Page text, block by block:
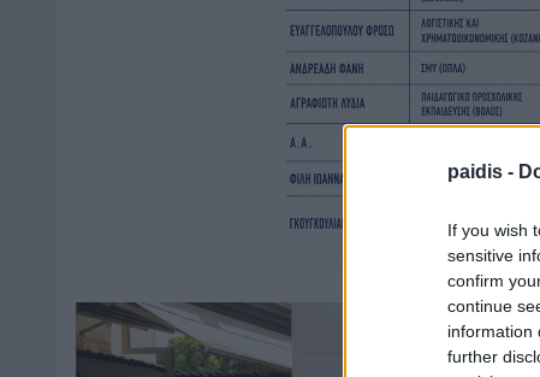
paidis -
If you wish
sensitive
confirm
continue
information
further